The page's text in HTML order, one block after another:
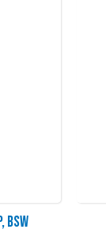
BSW